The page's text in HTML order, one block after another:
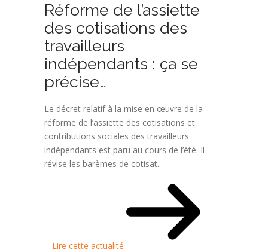
Réforme de l’assiette
des cotisations des
travailleurs
indépendants : ça se
précise…
Le décret relatif à la mise en œuvre de la
réforme de l’assiette des cotisations et
contributions sociales des travailleurs
indépendants est paru au cours de l’été. Il
révise les barèmes de cotisat...
Lire cette actualité